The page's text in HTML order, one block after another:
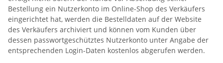
Bestellung ein Nutzerkonto im Online-Shop des Verkäufers
eingerichtet hat, werden die Bestelldaten auf der Website
des Verkäufers archiviert und können vom Kunden über
dessen passwortgeschütztes Nutzerkonto unter Angabe der
entsprechenden Login-Daten kostenlos abgerufen werden.